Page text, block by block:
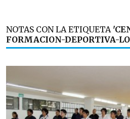
NOTAS CON LA ETIQUETA
FORMACION-DEPORTIVA-